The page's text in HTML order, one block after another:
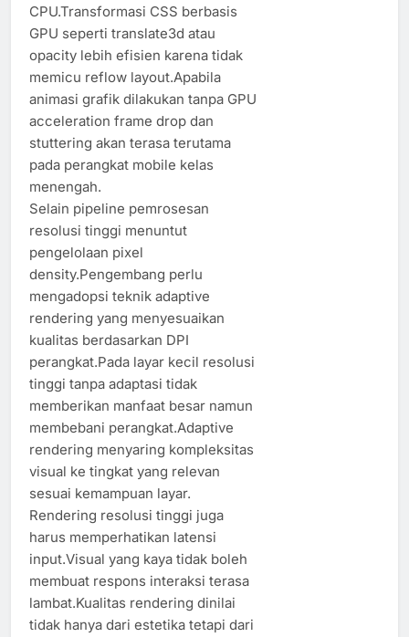
CPU.Transformasi CSS berbasis
GPU seperti translate3d atau
opacity lebih efisien karena tidak
memicu reflow layout.Apabila
animasi grafik dilakukan tanpa GPU
acceleration frame drop dan
stuttering akan terasa terutama
pada perangkat mobile kelas
menengah.
Selain pipeline pemrosesan
resolusi tinggi menuntut
pengelolaan pixel
density.Pengembang perlu
mengadopsi teknik adaptive
rendering yang menyesuaikan
kualitas berdasarkan DPI
perangkat.Pada layar kecil resolusi
tinggi tanpa adaptasi tidak
memberikan manfaat besar namun
membebani perangkat.Adaptive
rendering menyaring kompleksitas
visual ke tingkat yang relevan
sesuai kemampuan layar.
Rendering resolusi tinggi juga
harus memperhatikan latensi
input.Visual yang kaya tidak boleh
membuat respons interaksi terasa
lambat.Kualitas rendering dinilai
tidak hanya dari estetika tetapi dari